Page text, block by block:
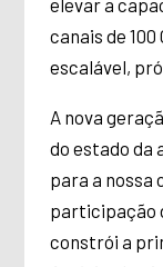
canais de
escalável,
A nova
do estado da
para a nossa
participação
constrói a